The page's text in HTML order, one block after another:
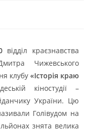
відділ краєзнавства
Чижевського
клубу «Історія краю
кіностудії –
України. Цю
Голівудом на
знята велика